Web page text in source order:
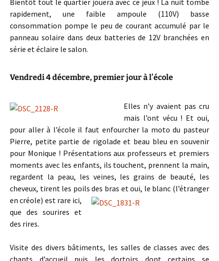
Bientôt tout le quartier jouera avec ce jeux ! La nuit tombe
rapidement, une faible ampoule (110V) basse
consommation pompe le peu de courant accumulé par le
panneau solaire dans deux batteries de 12V branchées en
série et éclaire le salon.
Vendredi 4 décembre, premier jour à l’école
Elles n’y avaient pas cru
mais l’ont vécu ! Et oui,
pour aller à l’école il faut enfourcher la moto du pasteur
Pierre, petite partie de rigolade et beau bleu en souvenir
pour Monique ! Présentations aux professeurs et premiers
moments avec les enfants, ils touchent, prennent la main,
regardent la peau, les veines, les grains de beauté, les
cheveux, tirent les poils des bras et oui, le blanc (l’étranger
en créole) est rare ici,
que des sourires et
des rires.
Visite des divers bâtiments, les salles de classes avec des